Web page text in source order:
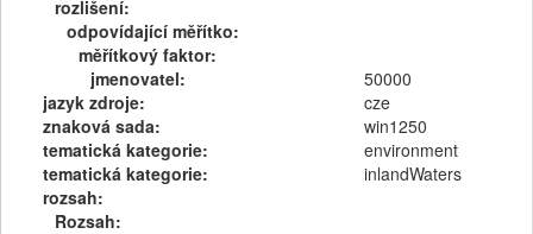
rozlišení:
odpovídající měřítko:
měřítkový faktor:
jmenovatel:
50000
jazyk zdroje:
cze
znaková sada:
win1250
tematická kategorie:
environment
tematická kategorie:
inlandWaters
rozsah:
Rozsah: